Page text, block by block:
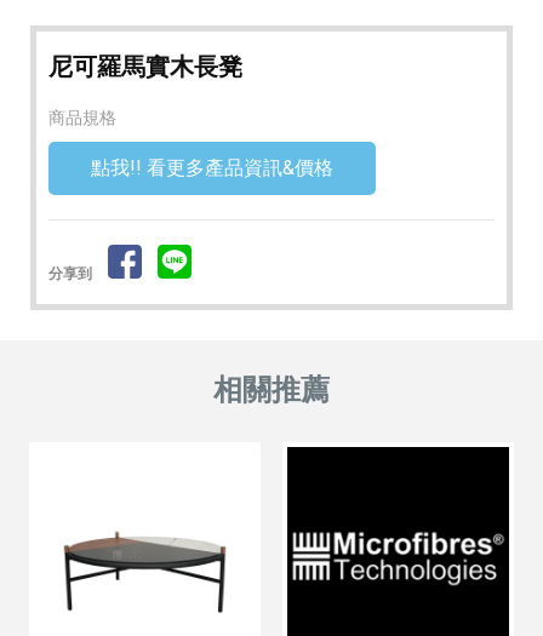
尼可羅馬實木長凳
商品規格
點我!! 看更多產品資訊&價格
分享到